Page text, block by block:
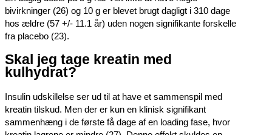
bivirkninger (26) og 10 g er blevet brugt dagligt i 310 dage
hos ældre (57 +/- 11.1 år) uden nogen signifikante forskelle
fra placebo (23).
Skal jeg tage kreatin med
kulhydrat?
Insulin udskillelse ser ud til at have et sammenspil med
kreatin tilskud. Men der er kun en klinisk signifikant
sammenhæng i de første få dage af en loading fase, hvor